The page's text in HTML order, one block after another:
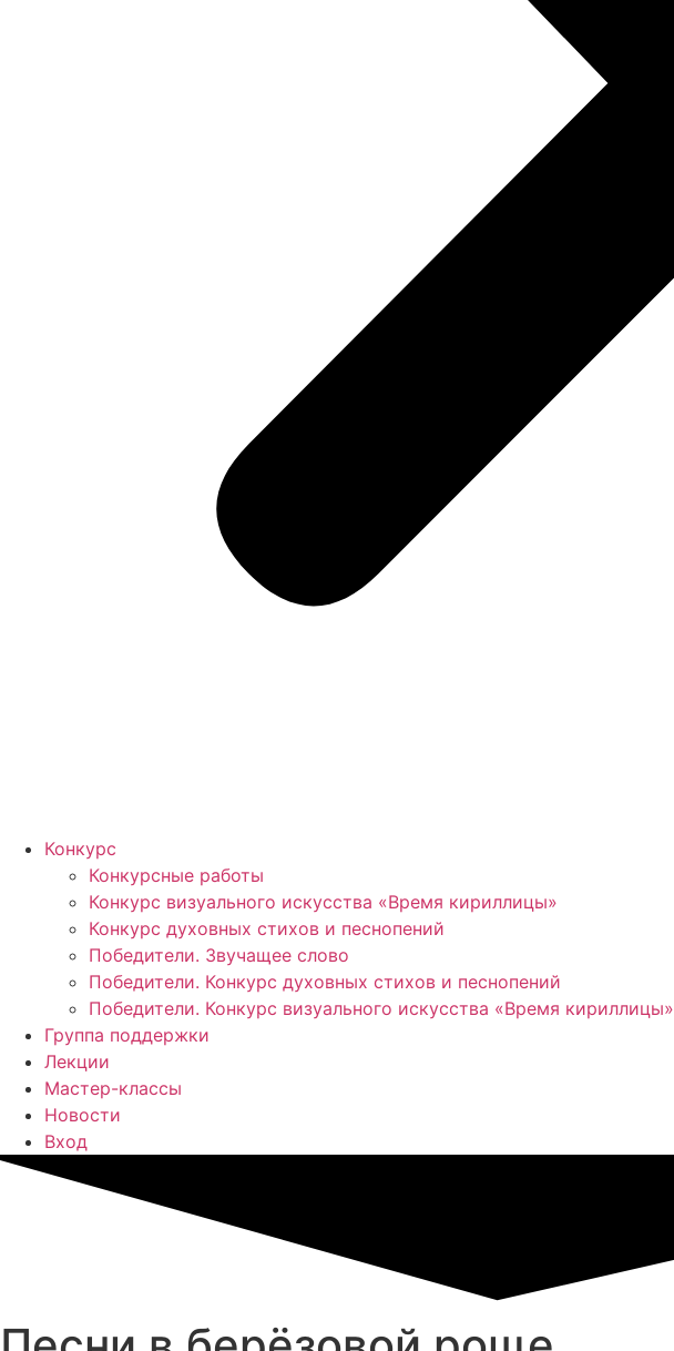
Конкурс
Конкурсные работы
Конкурс визуального искусства «Время кириллицы»
Конкурс духовных стихов и песнопений
Победители. Звучащее слово
Победители. Конкурс духовных стихов и песнопений
Победители. Конкурс визуального искусства «Время кириллицы»
Группа поддержки
Лекции
Мастер-классы
Новости
Вход